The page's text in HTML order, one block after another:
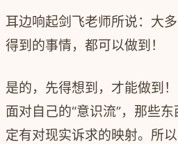
耳边响起剑飞老师所说：大
得到的事情，都可以做到！
是的，先得想到，才能做到
面对自己的“意识流”，那些
定有对现实诉求的映射。所